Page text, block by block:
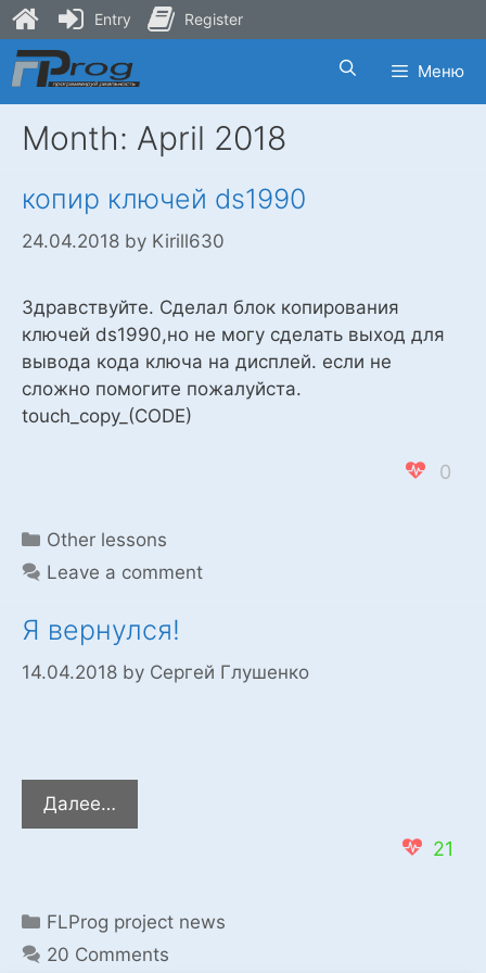
Skip
to
content
Меню
Month: April 2018
копир ключей ds1990
24.04.2018 by Kirill630
Здравствуйте. Сделал блок копирования
ключей ds1990,но не могу сделать выход для
вывода кода ключа на дисплей. если не
сложно помогите пожалуйста.
touch_copy_(CODE)
0
Categories
Other lessons
Leave a comment
Я вернулся!
14.04.2018 by Сергей Глушенко
Далее…
вернулся!
21
Categories
FLProg project news
20 Comments
Entry Register